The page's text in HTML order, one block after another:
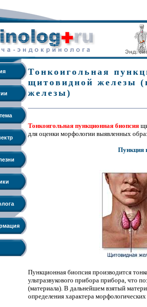
Тонкоигольная
щитовидной железы
железы)
Тонкоигольная пункционная биопсия
для оценки морфологии выявленных
Пункция
Пункционная биопсия производится
ультразвукового прибора прибора, что
(материала). В дальнейшем взятый
определения характера